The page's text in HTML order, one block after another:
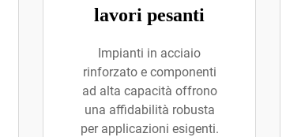
lavori pesanti
Impianti in acciaio
rinforzato e componenti
ad alta capacità offrono
una affidabilità robusta
per applicazioni esigenti.